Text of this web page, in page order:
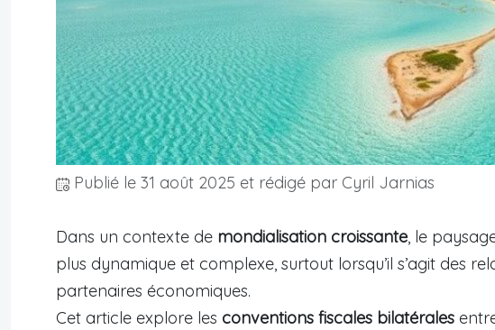
Publié le 31 août 2025 et rédigé par Cyril Jarnias
Dans un contexte de mondialisation croissante, le
plus dynamique et complexe, surtout lorsqu’il s’agit des
partenaires économiques.
Cet article explore les conventions fiscales bilatérales